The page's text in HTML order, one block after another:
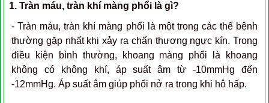
1. Tràn máu, tràn khí màng phổi là gì?
- Tràn máu, tràn khí màng phổi là một trong các thể bệnh
thường gặp nhất khi xảy ra chấn thương ngực kín. Trong
điều kiện bình thường, khoang màng phổi là khoang
không có không khí, áp suất âm từ -10mmHg đến
-12mmHg. Áp suất âm giúp phổi nở ra trong khi hô hấp.